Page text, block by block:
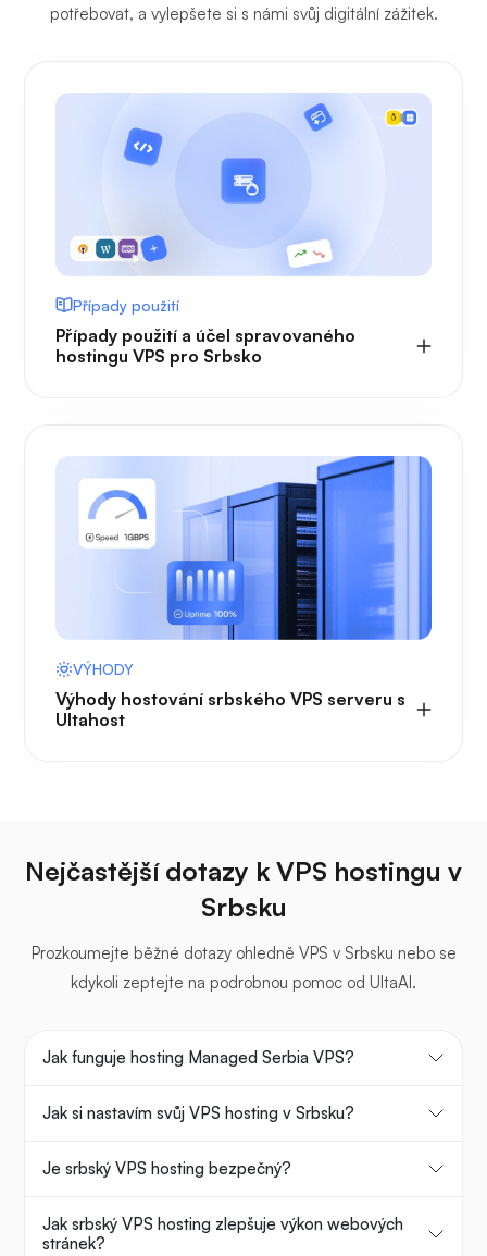
potřebovat, a vylepšete si s námi svůj digitální zážitek.
Případy použití
Případy použití a účel spravovaného
hostingu VPS pro Srbsko
VÝHODY
Výhody hostování srbského VPS serveru s
Ultahost
Nejčastější dotazy k VPS hostingu v
Srbsku
Prozkoumejte běžné dotazy ohledně VPS v Srbsku nebo se
kdykoli zeptejte na podrobnou pomoc od UltaAI.
Jak funguje hosting Managed Serbia VPS?
Jak si nastavím svůj VPS hosting v Srbsku?
Je srbský VPS hosting bezpečný?
Jak srbský VPS hosting zlepšuje výkon webových
stránek?